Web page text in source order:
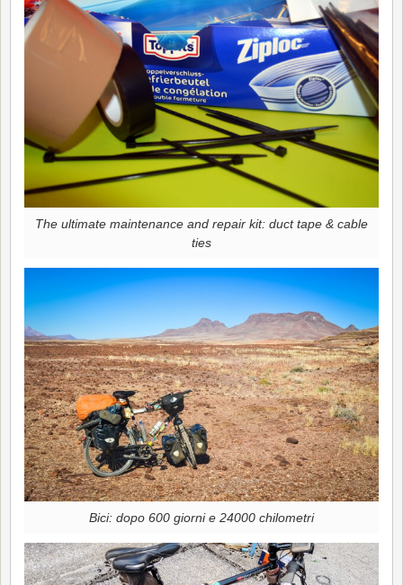
The ultimate maintenance and repair kit: duct tape & cable
ties
Bici: dopo 600 giorni e 24000 chilometri